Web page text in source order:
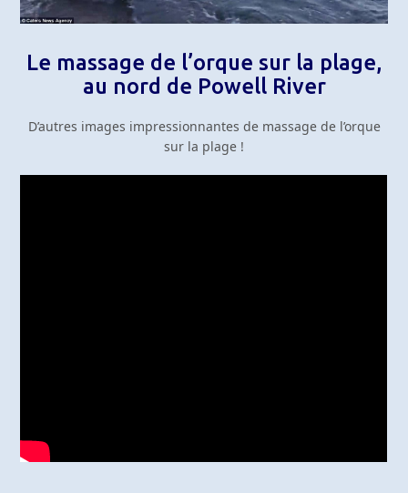
Le massage de l’orque sur la plage,
au nord de Powell River
D’autres images impressionnantes de massage de l’orque
sur la plage !